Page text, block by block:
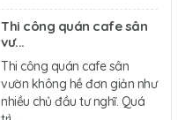
Thi công quán cafe sân
vư...
Thi công quán cafe sân
vườn không hề đơn giản như
nhiều chủ đầu tư nghĩ. Quá